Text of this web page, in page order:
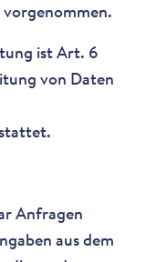
ist Art. 6
von Daten
Anfragen
aus dem